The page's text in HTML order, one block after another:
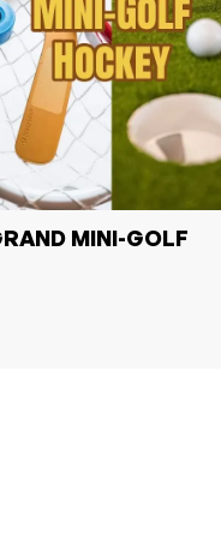
MINI-GOLF